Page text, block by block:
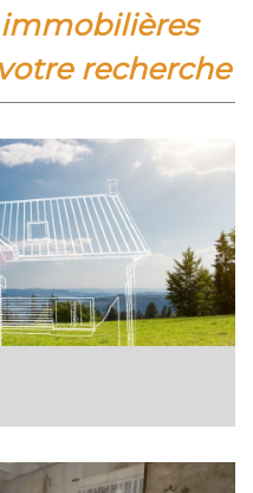
recherche